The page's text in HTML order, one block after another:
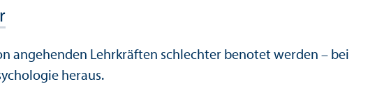
angehenden Lehr­kräften schlechter benotet werden – bei
heraus.